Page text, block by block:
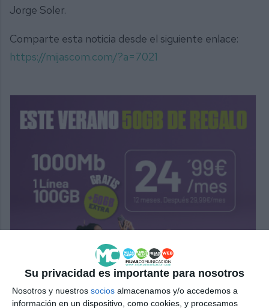
Su privacidad es importante para nosotros
Nosotros y nuestros socios almacenamos y/o accedemos a
información en un dispositivo, como cookies, y procesamos
Jorge Soler.
Comparte esta noticia desde el siguiente enlace:
https://mijascom.com/?a=7021